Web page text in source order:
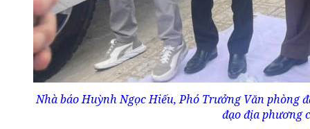
Nhà báo Huỳnh Ngọc Hiếu, Phó Trưởng Văn phòng
đạo địa phương